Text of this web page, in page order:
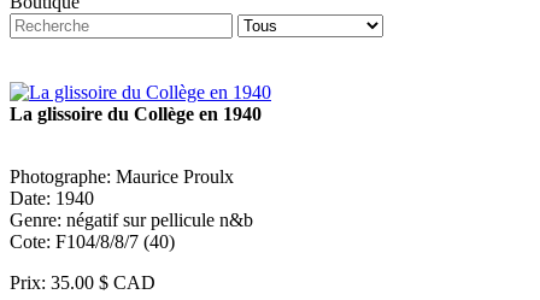
La glissoire du Collège en 1940
Photographe: Maurice Proulx
Date: 1940
Genre: négatif sur pellicule n&b
Cote: F104/8/8/7 (40)
Prix: 35.00 $ CAD